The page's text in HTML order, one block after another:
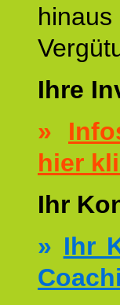
Ihre
»
hier
Ihr
» Ihr